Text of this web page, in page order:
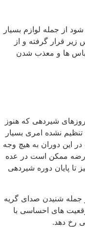
از جمله لوازم بسیار
قرار گرفته و از
ها و معذب شدن
شیردهی که هنوز
نشده امری بسیار
این دوران به هیچ وجه
ممکن است در عده
تا پایان دوره شیردهی
شنیدن صدای گریه
های احساسی با
رخ دهد.